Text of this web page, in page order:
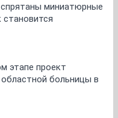
миниатюрные
этапе проект
больницы в